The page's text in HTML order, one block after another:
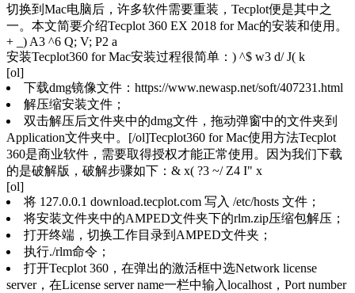
切换到Mac电脑后，许多软件需要重装，Tecplot便是其中之
一。本文简要介绍Tecplot 360 EX 2018 for Mac的安装和使用。
+ _) A3 ^6 Q; V; P2 a
安装Tecplot360 for Mac安装过程很简单： ) ^$ w3 d/ J( k
[ol]
下载dmg镜像文件：https://www.newasp.net/soft/407231.html
解压缩安装文件；
双击解压后文件夹中的dmg文件，拖动弹窗中的文件夹到
Application文件夹中。[/ol]Tecplot360 for Mac使用方法Tecplot
360是商业软件，需要取得授权才能正常使用。因为我们下载
的是破解版，破解步骤如下： & x( ?3 ~/ Z4 I" x
[ol]
将 127.0.0.1 download.tecplot.com 写入 /etc/hosts 文件；
将安装文件夹中的AMPED文件夹下的rlm.zip压缩包解压；
打开终端，切换工作目录到AMPED文件夹；
执行./rlm命令；
打开Tecplot 360，在弹出的激活框中选Network license
server，在License server name一栏中输入localhost，Port number